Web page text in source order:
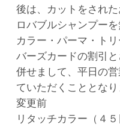
後は、カットをされ
ロバブルシャンプー
カラー・パーマ・ト
バーズカードの割引
併せまして、平日の
ていただくこととなり
変更前
リタッチカラー（４